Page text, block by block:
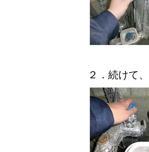
２．続けて、